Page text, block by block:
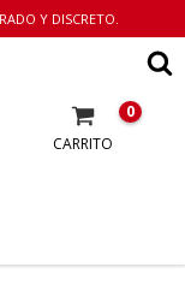
Y DISCRETO.
CARRITO
0